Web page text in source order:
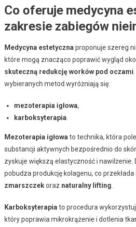
Co oferuje medycyna
zakresie zabiegów
Medycyna estetycznaproponuje szereg
które mogą znacząco poprawić wygląd
skuteczną redukcję worków pod oczami
wybieranych metod wyróżniają się:
mezoterapia igłowa,
karboksyterapia.
Mezoterapia igłowato technika, która
substancji aktywnych bezpośrednio do
zyskuje większą elastyczność i nawilżenie.
pobudza produkcję kolagenu, co przekłada
zmarszczekoraz naturalny lifting.
Karboksyterapiato procedura
który poprawia mikrokrążenie i dotlenia